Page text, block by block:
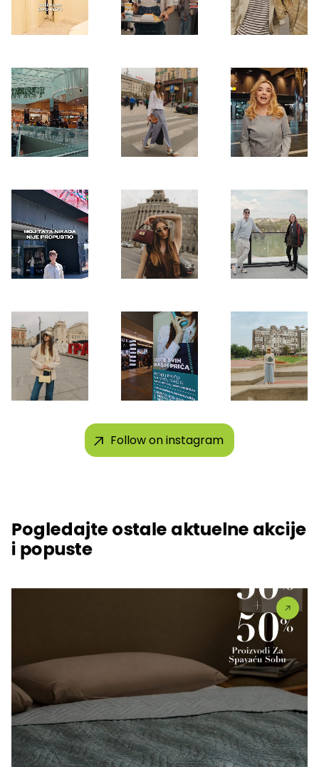
Follow on instagram
Pogledajte ostale aktuelne akcije
i popuste